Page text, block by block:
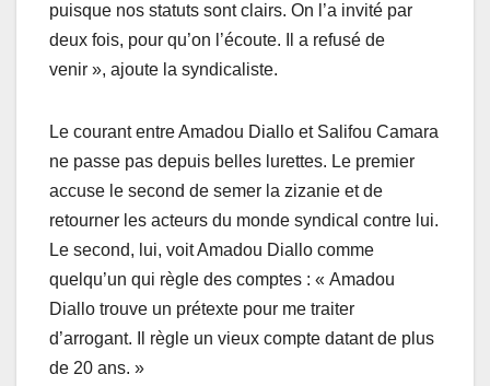
puisque nos statuts sont clairs. On l’a invité par
deux fois, pour qu’on l’écoute. Il a refusé de
venir », ajoute la syndicaliste.
Le courant entre Amadou Diallo et Salifou Camara
ne passe pas depuis belles lurettes. Le premier
accuse le second de semer la zizanie et de
retourner les acteurs du monde syndical contre lui.
Le second, lui, voit Amadou Diallo comme
quelqu’un qui règle des comptes : « Amadou
Diallo trouve un prétexte pour me traiter
d’arrogant. Il règle un vieux compte datant de plus
de 20 ans. »